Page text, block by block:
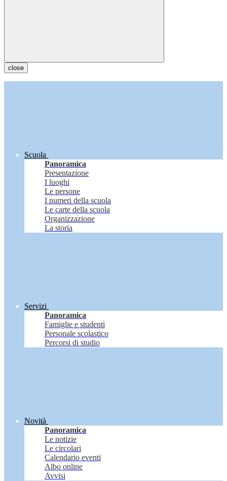
close
Scuola
Panoramica
Presentazione
I luoghi
Le persone
I numeri della scuola
Le carte della scuola
Organizzazione
La storia
Servizi
Panoramica
Famiglie e studenti
Personale scolastico
Percorsi di studio
Novità
Panoramica
Le notizie
Le circolari
Calendario eventi
Albo online
Avvisi